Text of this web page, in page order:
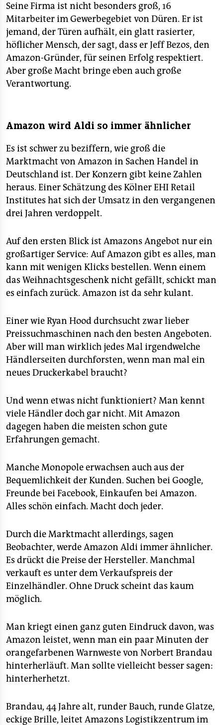
Seine Firma ist nicht besonders groß, 16
Mitarbeiter im Gewerbegebiet von Düren. Er ist
jemand, der Türen aufhält, ein glatt rasierter,
höflicher Mensch, der sagt, dass er Jeff Bezos, den
Amazon-Gründer, für seinen Erfolg respektiert.
Aber große Macht bringe eben auch große
Verantwortung.
Amazon wird Aldi so immer ähnlicher
Es ist schwer zu beziffern, wie groß die
Marktmacht von Amazon in Sachen Handel in
Deutschland ist. Der Konzern gibt keine Zahlen
heraus. Einer Schätzung des Kölner EHI Retail
Institutes hat sich der Umsatz in den vergangenen
drei Jahren verdoppelt.
Auf den ersten Blick ist Amazons Angebot nur ein
großartiger Service: Auf Amazon gibt es alles, man
kann mit wenigen Klicks bestellen. Wenn einem
das Weihnachtsgeschenk nicht gefällt, schickt man
es einfach zurück. Amazon ist da sehr kulant.
Einer wie Ryan Hood durchsucht zwar lieber
Preissuchmaschinen nach den besten Angeboten.
Aber will man wirklich jedes Mal irgendwelche
Händlerseiten durchforsten, wenn man mal ein
neues Druckerkabel braucht?
Und wenn etwas nicht funktioniert? Man kennt
viele Händler doch gar nicht. Mit Amazon
dagegen haben die meisten schon gute
Erfahrungen gemacht.
Manche Monopole erwachsen auch aus der
Bequemlichkeit der Kunden. Suchen bei Google,
Freunde bei Facebook, Einkaufen bei Amazon.
Alles schön einfach. Macht doch jeder.
Durch die Marktmacht allerdings, sagen
Beobachter, werde Amazon Aldi immer ähnlicher.
Es drückt die Preise der Hersteller. Manchmal
verkauft es unter dem Verkaufspreis der
Einzelhändler. Ohne Druck scheint das kaum
möglich.
Man kriegt einen ganz guten Eindruck davon, was
Amazon leistet, wenn man ein paar Minuten der
orangefarbenen Warnweste von Norbert Brandau
hinterherläuft. Man sollte vielleicht besser sagen:
hinterherhetzt.
Brandau, 44 Jahre alt, runder Bauch, runde Glatze,
eckige Brille, leitet Amazons Logistikzentrum im